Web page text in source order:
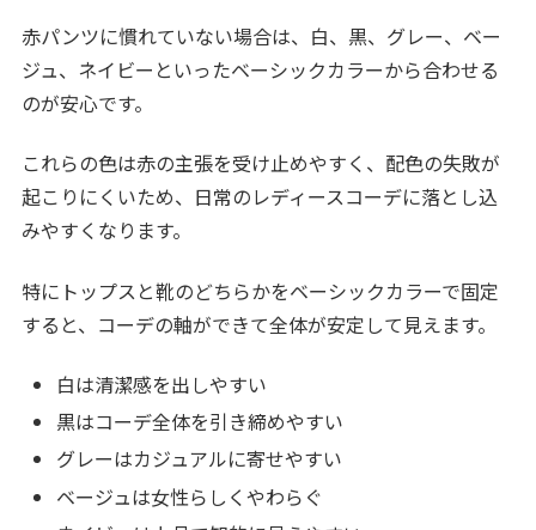
赤パンツに慣れていない場合は、白、黒、グレー、ベー
ジュ、ネイビーといったベーシックカラーから合わせる
のが安心です。
これらの色は赤の主張を受け止めやすく、配色の失敗が
起こりにくいため、日常のレディースコーデに落とし込
みやすくなります。
特にトップスと靴のどちらかをベーシックカラーで固定
すると、コーデの軸ができて全体が安定して見えます。
白は清潔感を出しやすい
黒はコーデ全体を引き締めやすい
グレーはカジュアルに寄せやすい
ベージュは女性らしくやわらぐ